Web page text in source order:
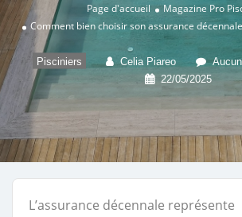
Page d'accueil Magazine Pro
Comment bien choisir son assurance
Pisciniers Celia Piareo
22/05/2025
L’assurance décennale représente